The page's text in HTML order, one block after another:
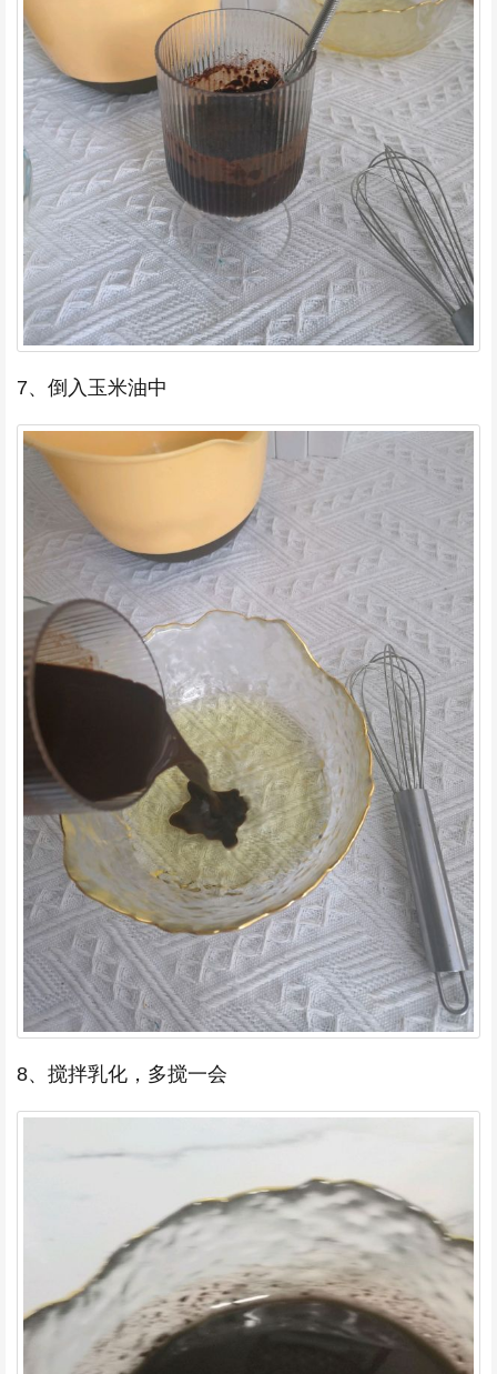
7、倒入玉米油中
8、搅拌乳化，多搅一会